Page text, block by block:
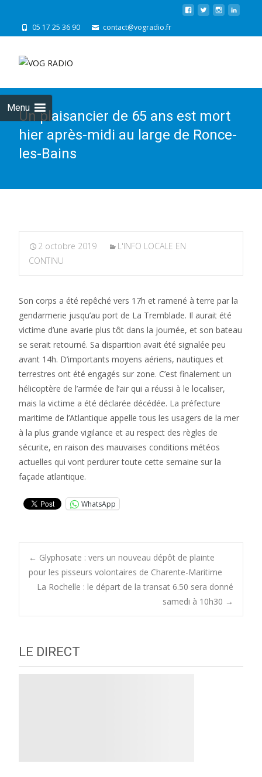
05 17 25 36 90 contact@vogradio.fr
Menu
Un plaisancier de 65 ans est mort
hier après-midi au large de Ronce-
les-Bains
2 octobre 2019
L'INFO LOCALE EN
CONTINU
Son corps a été repêché vers 17h et ramené à terre par la
gendarmerie jusqu’au port de La Tremblade. Il aurait été
victime d’une avarie plus tôt dans la journée, et son bateau
se serait retourné. Sa disparition avait été signalée peu
avant 14h. D’importants moyens aériens, nautiques et
terrestres ont été engagés sur zone. C’est finalement un
hélicoptère de l’armée de l’air qui a réussi à le localiser,
mais la victime a été déclarée décédée. La préfecture
maritime de l’Atlantique appelle tous les usagers de la mer
à la plus grande vigilance et au respect des règles de
sécurite, en raison des mauvaises conditions météos
actuelles qui vont perdurer toute cette semaine sur la
façade atlantique.
WhatsApp
Post
navigation
← Glyphosate : vers un nouveau dépôt de plainte
pour les pisseurs volontaires de Charente-Maritime
La Rochelle : le départ de la transat 6.50 sera donné
samedi à 10h30 →
LE DIRECT